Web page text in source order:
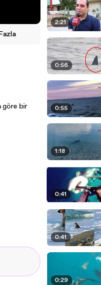
göre bir
2:21
0:56
0:55
1:18
0:41
0:41
0:29